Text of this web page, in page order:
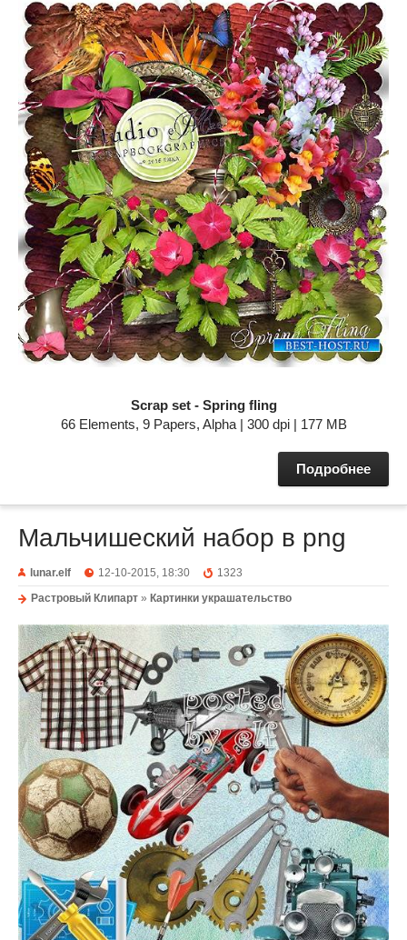
Scrap set - Spring fling
66 Elements, 9 Papers, Alpha | 300 dpi | 177 MB
Подробнее
Мальчишеский набор в png
lunar.elf 12-10-2015, 18:30
1323
Растровый Клипарт » Картинки украшательство